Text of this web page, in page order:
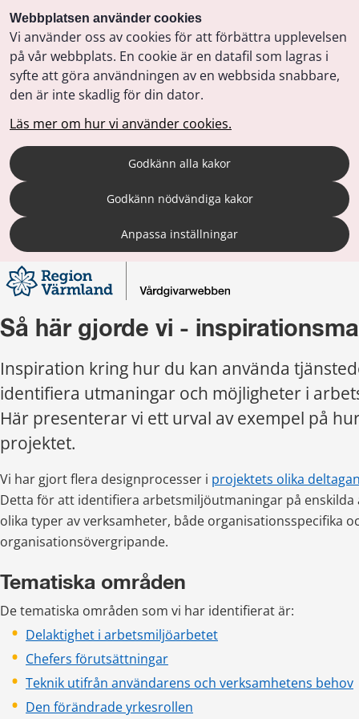
Webbplatsen använder cookies
Vi använder oss av cookies för att förbättra upplevelsen
på vår webbplats. En cookie är en datafil som lagras i
syfte att göra användningen av en webbsida snabbare,
den är inte skadlig för din dator.
Läs mer om hur vi använder cookies.
Godkänn alla kakor
Godkänn nödvändiga kakor
Anpassa inställningar
Så här gjorde vi -
Inspiration kring hur du kan använda
identifiera utmaningar och möjligheter i
Här presenterar vi ett urval av exempel på
projektet.
Vi har gjort flera designprocesser i projektets olika
Detta för att identifiera arbetsmiljöutmaningar på
olika typer av verksamheter, både organisationsspecifika
organisationsövergripande.
Tematiska områden
De tematiska områden som vi har identifierat är:
Delaktighet i arbetsmiljöarbetet
Chefers förutsättningar
Teknik utifrån användarens och verksamhetens behov
Den förändrade yrkesrollen